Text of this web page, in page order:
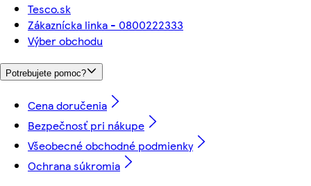
Tesco.sk
Zákaznícka linka - 0800222333
Výber obchodu
Potrebujete pomoc?
Cena doručenia
Bezpečnosť pri nákupe
Všeobecné obchodné podmienky
Ochrana súkromia